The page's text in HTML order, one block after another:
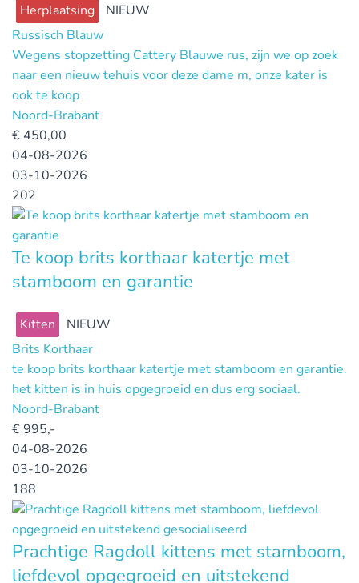
Herplaatsing
NIEUW
Russisch Blauw
Wegens stopzetting Cattery Blauwe rus, zijn we op zoek
naar een nieuw tehuis voor deze dame m, onze kater is
ook te koop
Noord-Brabant
€ 450,00
04-08-2026
03-10-2026
202
Te koop brits korthaar katertje met
stamboom en garantie
Kitten
NIEUW
Brits Korthaar
te koop brits korthaar katertje met stamboom en garantie.
het kitten is in huis opgegroeid en dus erg sociaal.
Noord-Brabant
€995,-
04-08-2026
03-10-2026
188
Prachtige Ragdoll kittens met stamboom,
liefdevol opgegroeid en uitstekend